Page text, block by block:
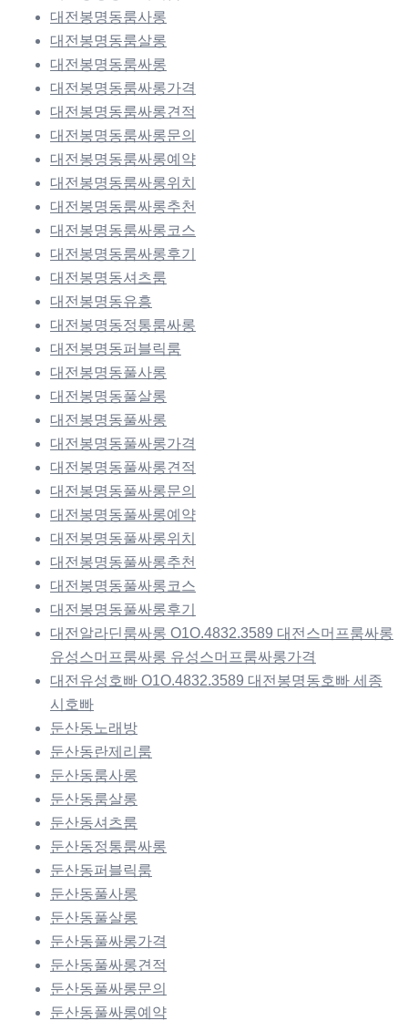
대전봉명동룸사롱
대전봉명동룸살롱
대전봉명동룸싸롱
대전봉명동룸싸롱가격
대전봉명동룸싸롱견적
대전봉명동룸싸롱문의
대전봉명동룸싸롱예약
대전봉명동룸싸롱위치
대전봉명동룸싸롱추천
대전봉명동룸싸롱코스
대전봉명동룸싸롱후기
대전봉명동셔츠룸
대전봉명동유흥
대전봉명동정통룸싸롱
대전봉명동퍼블릭룸
대전봉명동풀사롱
대전봉명동풀살롱
대전봉명동풀싸롱
대전봉명동풀싸롱가격
대전봉명동풀싸롱견적
대전봉명동풀싸롱문의
대전봉명동풀싸롱예약
대전봉명동풀싸롱위치
대전봉명동풀싸롱추천
대전봉명동풀싸롱코스
대전봉명동풀싸롱후기
대전알라딘룸싸롱 O1O.4832.3589 대전스머프룸싸롱
유성스머프룸싸롱 유성스머프룸싸롱가격
대전유성호빠 O1O.4832.3589 대전봉명동호빠 세종
시호빠
둔산동노래방
둔산동란제리룸
둔산동룸사롱
둔산동룸살롱
둔산동셔츠룸
둔산동정통룸싸롱
둔산동퍼블릭룸
둔산동풀사롱
둔산동풀살롱
둔산동풀싸롱가격
둔산동풀싸롱견적
둔산동풀싸롱문의
둔산동풀싸롱예약